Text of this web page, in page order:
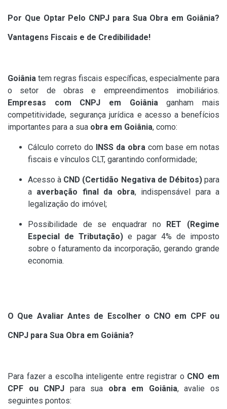
Por Que Optar Pelo CNPJ para Sua Obra em Goiânia?
Vantagens Fiscais e de Credibilidade!
Goiânia tem regras fiscais específicas, especialmente para
o setor de obras e empreendimentos imobiliários.
Empresas com CNPJ em Goiâniaganham mais
competitividade, segurança jurídica e acesso a benefícios
importantes para a sua obra em Goiânia, como:
Cálculo correto do INSS da obra com base em notas
fiscais e vínculos CLT, garantindo conformidade;
Acesso à CND (Certidão Negativa de Débitos)para
a averbação final da obra, indispensável para a
legalização do imóvel;
Possibilidade de se enquadrar no
RET (Regime
Especial de Tributação) e pagar 4% de imposto
sobre o faturamento da incorporação, gerando grande
economia.
O Que Avaliar Antes de Escolher o CNO em CPF ou
CNPJ para Sua Obra em Goiânia?
Para fazer a escolha inteligente entre registrar o CNO em
CPF ou CNPJ para sua obra em Goiânia, avalie os
seguintes pontos: